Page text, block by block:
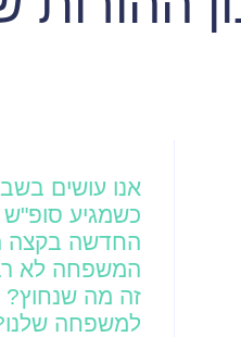
אנו עושים
כשמגיע סופ"ש
החדשה בקצה
המשפחה לא
זה מה שנחוץ?
למשפחה